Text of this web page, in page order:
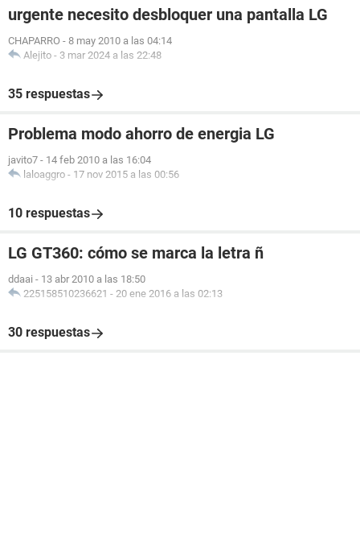
urgente necesito desbloquer una pantalla LG
CHAPARRO - 8 may 2010 a las 04:14
Alejito - 3 mar 2024 a las 22:48
35 respuestas
Problema modo ahorro de energia LG
javito7 - 14 feb 2010 a las 16:04
laloaggro - 17 nov 2015 a las 00:56
10 respuestas
LG GT360: cómo se marca la letra ñ
ddaai - 13 abr 2010 a las 18:50
225158510236621 - 20 ene 2016 a las 02:13
30 respuestas